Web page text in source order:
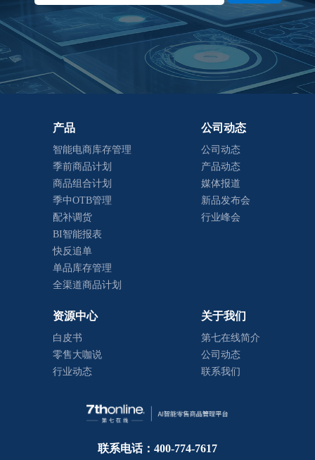
产品
智能电商库存管理
季前商品计划
商品组合计划
季中OTB管理
配补调货
BI智能报表
快反追单
单品库存管理
全渠道商品计划
公司动态
公司动态
产品动态
媒体报道
新品发布会
行业峰会
资源中心
白皮书
零售大咖说
行业动态
关于我们
第七在线简介
公司动态
联系我们
联系电话：400-774-7617